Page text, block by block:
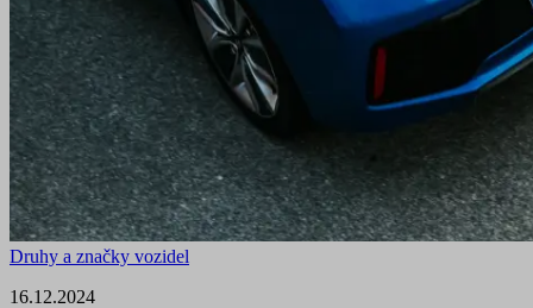
Druhy a značky vozidel
16.12.2024